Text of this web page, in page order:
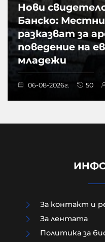
Нови
Банско:
разказват за
поведение на
младежи
06-08-2026г. 50
За контакт и
За лентата
Политика за